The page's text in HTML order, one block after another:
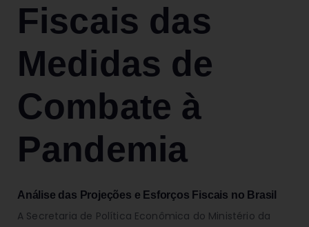
Fiscais das
Medidas de
Combate à
Pandemia
Análise das Projeções e Esforços Fiscais no Brasil
A Secretaria de Política Econômica do Ministério da